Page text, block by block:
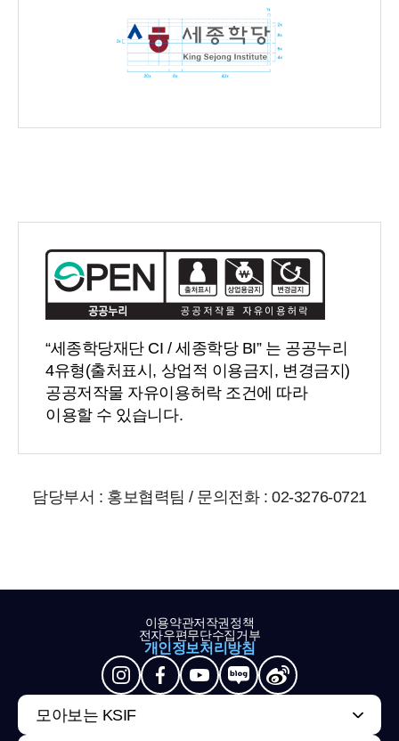
“세종학당재단 CI / 세종학당 BI” 는 공공누리
4유형(출처표시, 상업적 이용금지, 변경금지)
공공저작물 자유이용허락 조건에 따라
이용할 수 있습니다.
담당부서 : 홍보협력팀 / 문의전화 : 02-3276-0721
이용약관저작권정책
전자우편무단수집거부
개인정보처리방침
모아보는 KSIF